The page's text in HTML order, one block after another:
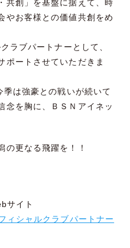
共創」を基盤に据えて、時
やお客様との価値共創をめ
ラブパートナーとして、
ポートさせていただきま
は強豪との戦いが続いて
念を胸に、ＢＳＮアイネッ
の更なる飛躍を！！
サイト
シャルクラブパートナー